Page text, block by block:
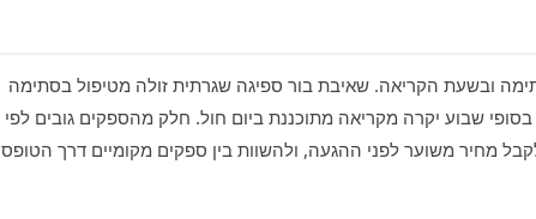
ובשעת הקריאה. שאיבת בור ספיגה שגרתית זולה מטיפול בסתימה
שבוע יקרה מקריאה מתוכננת ביום חול. חלק מהספקים גובים לפי
מחיר משוער לפני ההגעה, ולהשוות בין ספקים מקומיים דרך הטופס